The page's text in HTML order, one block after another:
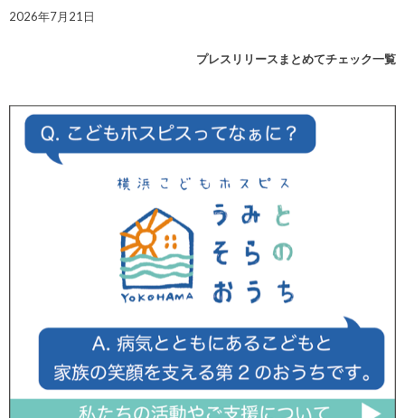
2026年7月21日
プレスリリースまとめてチェック一覧